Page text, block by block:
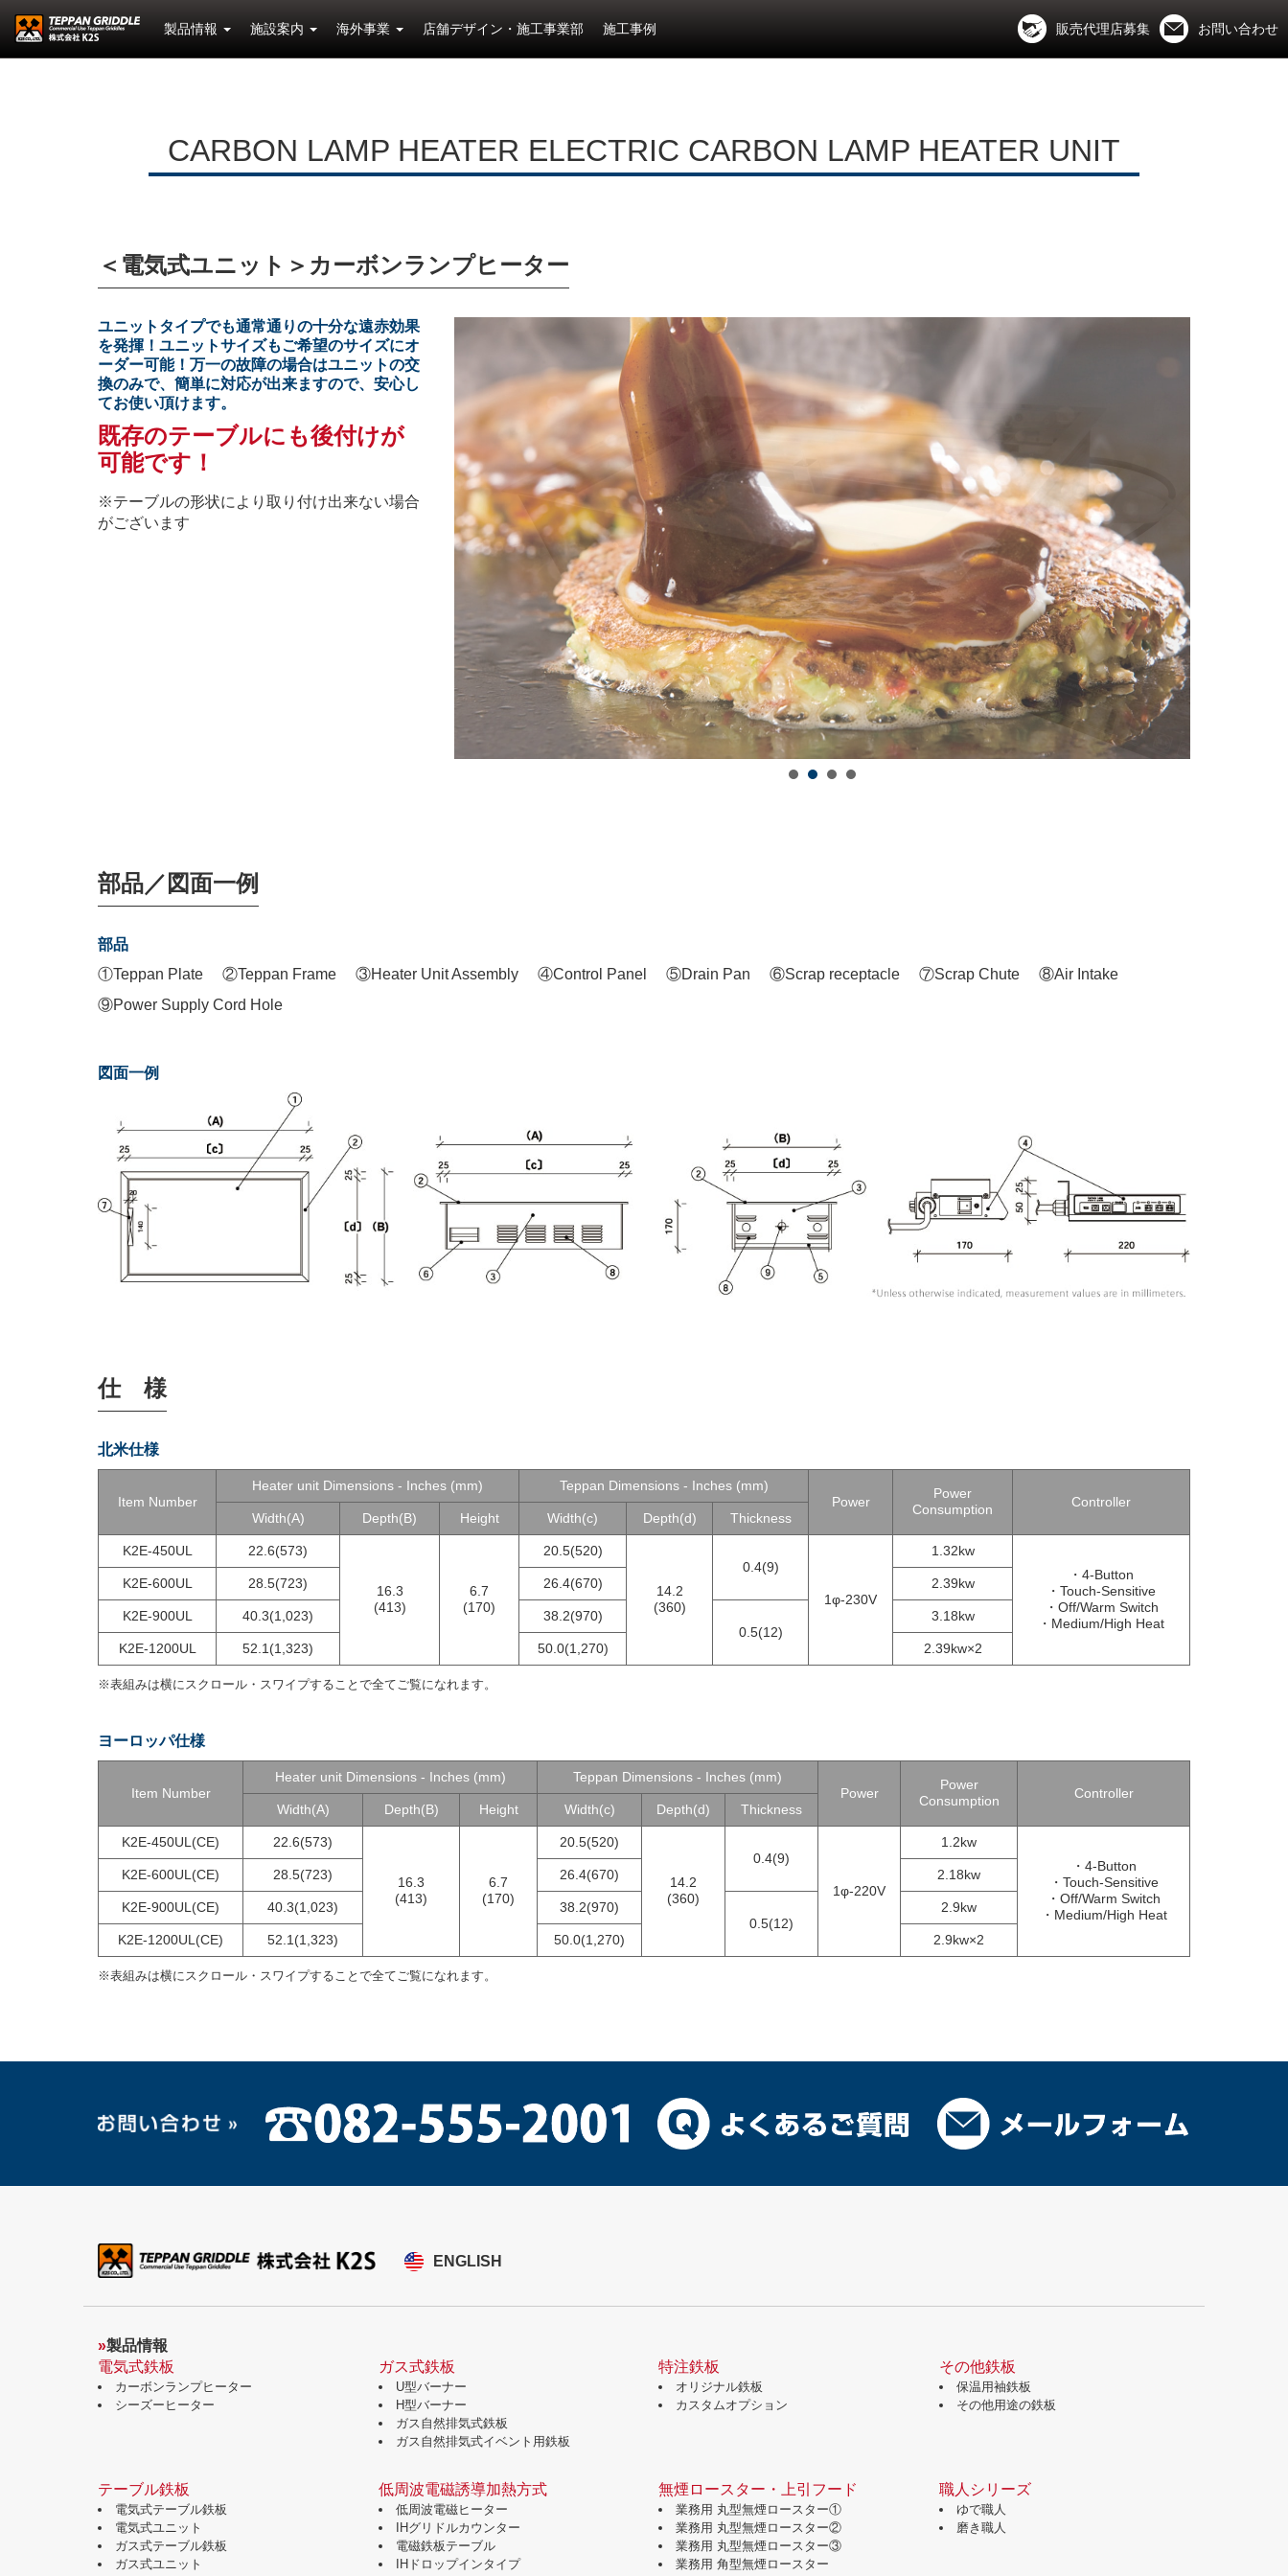
製品情報 施設案内 海外事業 店舗デザイン・施工事業部 施工事例 販売代理店募集 お問い合わせ
CARBON LAMP HEATER ELECTRIC CARBON LAMP HEATER UNIT
＜電気式ユニット＞カーボンランプヒーター
ユニットタイプでも通常通りの十分な遠赤効果
を発揮！ユニットサイズもご希望のサイズにオ
ーダー可能！万一の故障の場合はユニットの交
換のみで、簡単に対応が出来ますので、安心し
てお使い頂けます。
既存のテーブルにも後付けが
可能です！
※テーブルの形状により取り付け出来ない場合
がございます
部品／図面一例
部品
①Teppan Plate
②Teppan Frame ③Heater Unit Assembly ④Control Panel ⑤Drain Pan ⑥Scrap receptacle ⑦Scrap Chute
⑧Air Intake
⑨Power Supply Cord Hole
図面一例
仕 様
北米仕様
Item Number
Heater unit Dimensions - Inches (mm)
Teppan Dimensions - Inches (mm)
Power
Power
Consumption
Controller
Width(A)
Depth(B) Height Width(c) Depth(d) Thickness
K2E-450UL 22.6(573)
16.3
(413)
6.7
(170)
20.5(520)
14.2
(360)
0.4(9)
1φ-230V
1.32kw
・4-Button
・Touch-Sensitive
・Off/Warm Switch
・Medium/High Heat
K2E-600UL 28.5(723) 26.4(670) 2.39kw
K2E-900UL 40.3(1,023)
38.2(970)
0.5(12)
3.18kw
K2E-1200UL 52.1(1,323) 50.0(1,270) 2.39kw×2
※表組みは横にスクロール・スワイプすることで全てご覧になれます。
ヨーロッパ仕様
Item Number
Heater unit Dimensions - Inches (mm)
Teppan Dimensions - Inches (mm)
Power
Power
Consumption
Controller
Width(A)
Depth(B) Height Width(c) Depth(d) Thickness
K2E-450UL(CE) 22.6(573)
16.3
(413)
6.7
(170)
20.5(520)
14.2
(360)
0.4(9)
1φ-220V
1.2kw
・4-Button
・Touch-Sensitive
・Off/Warm Switch
・Medium/High Heat
K2E-600UL(CE) 28.5(723) 26.4(670) 2.18kw
K2E-900UL(CE) 40.3(1,023)
38.2(970)
0.5(12)
2.9kw
K2E-1200UL(CE) 52.1(1,323) 50.0(1,270) 2.9kw×2
※表組みは横にスクロール・スワイプすることで全てご覧になれます。
ENGLISH
»製品情報
電気式鉄板
カーボンランプヒーター
シーズーヒーター
ガス式鉄板
U型バーナー
H型バーナー
ガス自然排気式鉄板
ガス自然排気式イベント用鉄板
特注鉄板
オリジナル鉄板
カスタムオプション
その他鉄板
保温用袖鉄板
その他用途の鉄板
テーブル鉄板
電気式テーブル鉄板
電気式ユニット
ガス式テーブル鉄板
ガス式ユニット
低周波電磁誘導加熱方式
低周波電磁ヒーター
IHグリドルカウンター
電磁鉄板テーブル
IHドロップインタイプ
無煙ロースター・上引フード
業務用 丸型無煙ロースター①
業務用 丸型無煙ロースター②
業務用 丸型無煙ロースター③
業務用 角型無煙ロースター
職人シリーズ
ゆで職人
磨き職人